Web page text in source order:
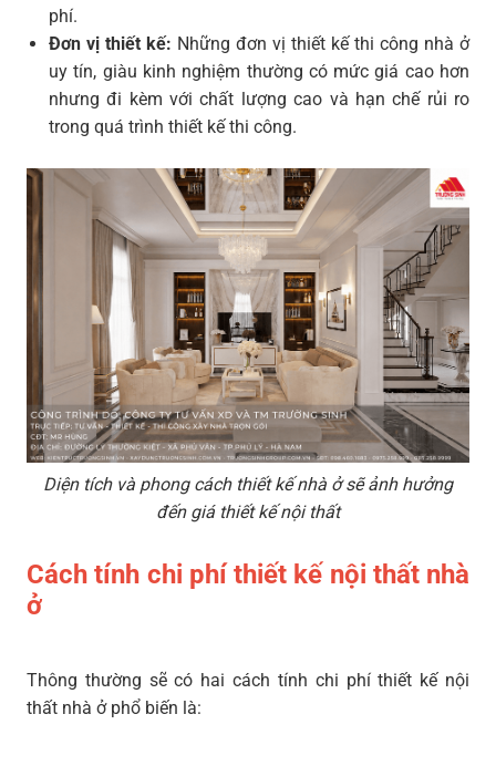
phí.
Đơn vị thiết kế: Những đơn vị thiết kế thi công nhà ở
uy tín, giàu kinh nghiệm thường có mức giá cao hơn
nhưng đi kèm với chất lượng cao và hạn chế rủi ro
trong quá trình thiết kế thi công.
Diện tích và phong cách thiết kế nhà ở sẽ ảnh hưởng
đến giá thiết kế nội thất
Cách tính chi phí thiết kế nội thất nhà
ở
Thông thường sẽ có hai cách tính chi phí thiết kế nội
thất nhà ở phổ biến là: